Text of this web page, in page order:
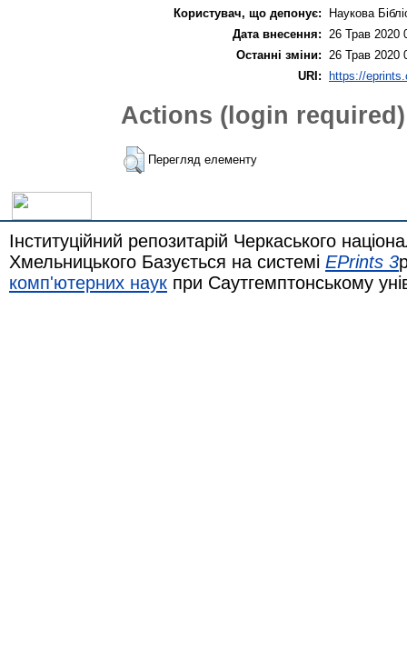
Користувач, що депонує:
Наукова
Дата внесення:
26 Трав 2020
Останні зміни:
26 Трав 2020
URI: https://
Actions (login required)
Перегляд елементу
Інституційний репозитарій Черкаського
Хмельницького Базується на системі EPrints 3
комп'ютерних наук при Саутгемптонському